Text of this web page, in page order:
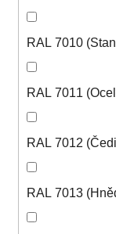
RAL 7010
RAL 7011
RAL 7012
RAL 7013